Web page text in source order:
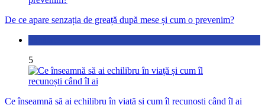
De ce apare senzația de greață după mese și cum o prevenim?
5
Ce înseamnă să ai echilibru în viață și cum îl recunoști când îl ai